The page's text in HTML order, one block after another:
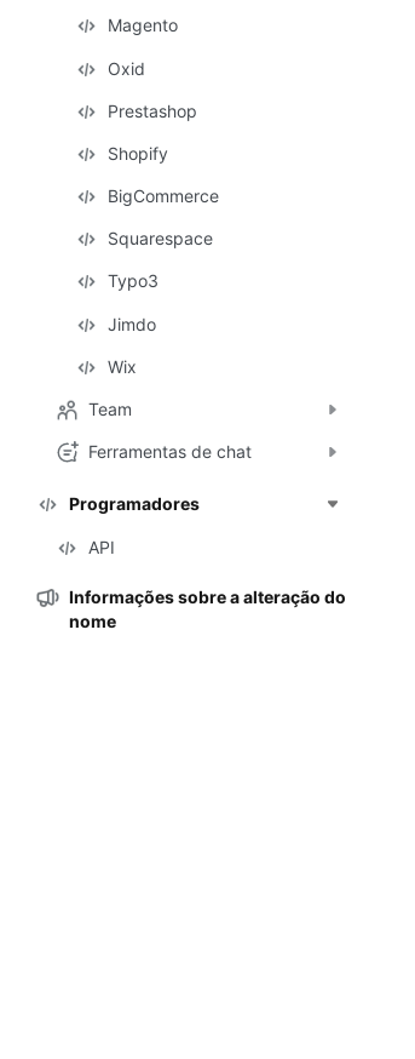
Magento
Oxid
Prestashop
Shopify
BigCommerce
Squarespace
Typo3
Jimdo
Wix
Team
Ferramentas de chat
Programadores
API
Informações sobre a alteração do
nome